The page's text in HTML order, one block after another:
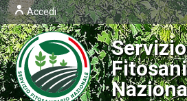
Accedi
Servizio